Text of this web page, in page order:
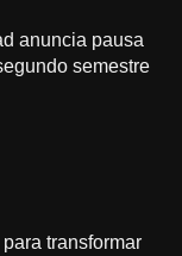
anuncia pausa
semestre
transformar